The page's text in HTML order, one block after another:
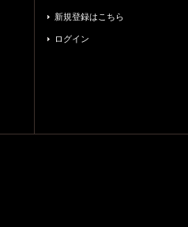
新規登録はこちら
ログイン